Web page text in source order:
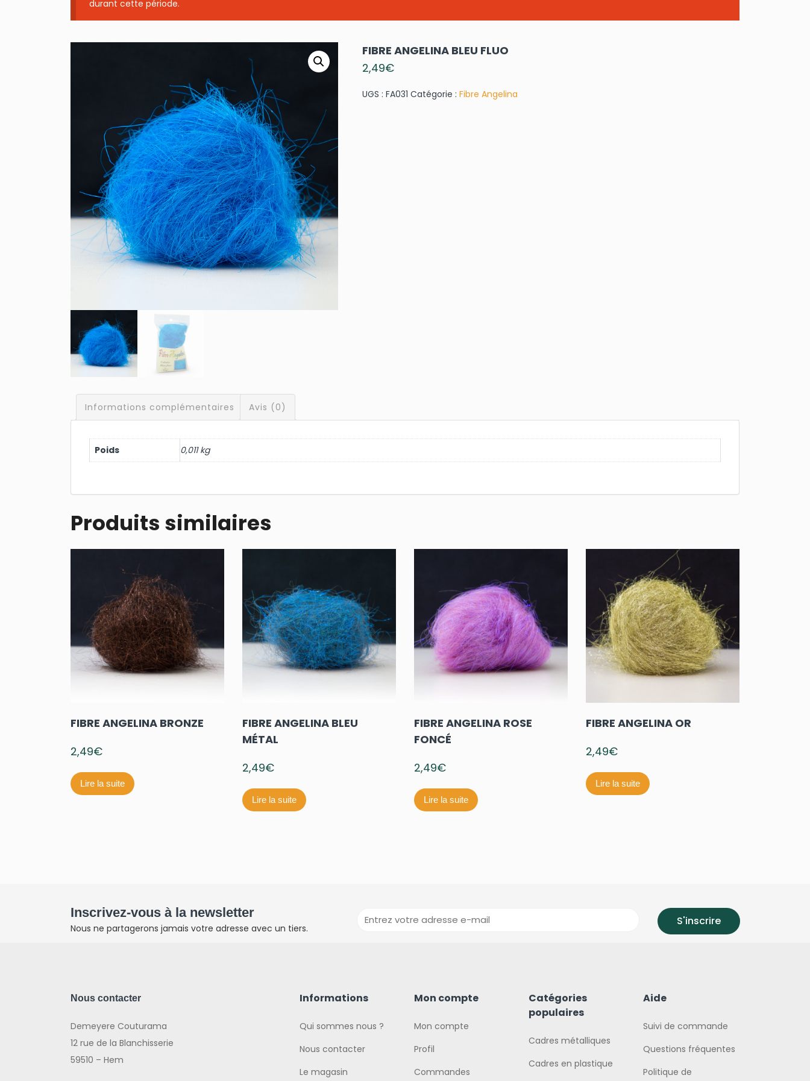
durant cette période.
FIBRE ANGELINA BLEU FLUO
2,49€
UGS : FA031 Catégorie : Fibre Angelina
Informations complémentaires Avis (0)
Poids 0,011 kg
Produits similaires
FIBRE ANGELINA BRONZE
2,49€
Lire la suite
FIBRE ANGELINA BLEU
MÉTAL
2,49€
Lire la suite
FIBRE ANGELINA ROSE
FONCÉ
2,49€
Lire la suite
FIBRE ANGELINA OR
2,49€
Lire la suite
Inscrivez-vous à la newsletter
Nous ne partagerons jamais votre adresse avec un tiers.
Nous contacter
Demeyere Couturama
12 rue de la Blanchisserie
59510 – Hem
Informations
Qui sommes nous ?
Nous contacter
Le magasin
Mon compte
Mon compte
Profil
Commandes
Catégories
populaires
Cadres métalliques
Cadres en plastique
Aide
Suivi de commande
Questions fréquentes
Politique de